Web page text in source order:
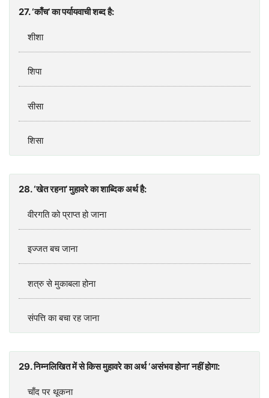
27. ‘काँच’ का पर्यायवाची शब्‍द है:
शीशा
शिपा
सीसा
शिसा
28. ‘खेत रहना’ मुहावरे का शाब्दिक अर्थ है:
वीरगति को प्राप्‍त हो जाना
इज्‍जत बच जाना
शत्रु से मुकाबला होना
संपत्ति का बचा रह जाना
29. निम्‍नलिखित में से किस मुहावरे का अर्थ ‘असंभव होना’ नहीं होगा:
चाँद पर थूकना